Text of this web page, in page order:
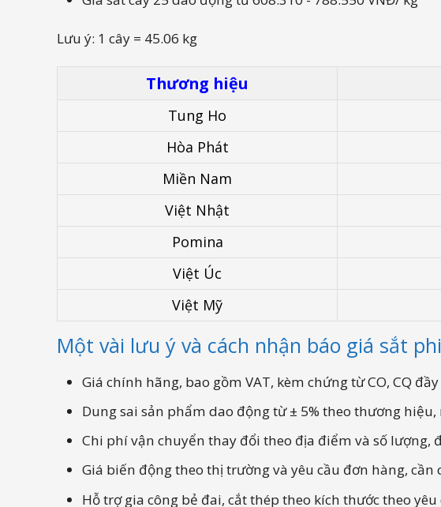
Lưu ý: 1 cây = 45.06 kg
Thương hiệu
Tung Ho
Hòa Phát
Miền Nam
Việt Nhật
Pomina
Việt Úc
Việt Mỹ
Một vài lưu ý và cách nhận báo giá sắt
Giá chính hãng, bao gồm VAT, kèm chứng từ CO, CQ
Dung sai sản phẩm dao động từ ± 5% theo thương hiệu,
Chi phí vận chuyển thay đổi theo địa điểm và số lượng,
Giá biến động theo thị trường và yêu cầu đơn hàng, cần
Hỗ trợ gia công bẻ đai, cắt thép theo kích thước theo